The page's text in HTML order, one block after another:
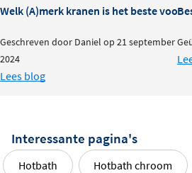
Welk (A)merk kranen is het beste voor
Geschreven door Daniel op 21 september
2024
Lees blog
Interessante pagina's
Hotbath Hotbath chroom